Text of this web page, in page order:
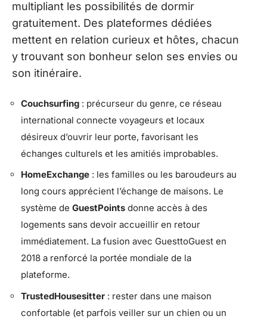
multipliant les possibilités de dormir
gratuitement. Des plateformes dédiées
mettent en relation curieux et hôtes, chacun
y trouvant son bonheur selon ses envies ou
son itinéraire.
Couchsurfing : précurseur du genre, ce réseau
international connecte voyageurs et locaux
désireux d’ouvrir leur porte, favorisant les
échanges culturels et les amitiés improbables.
HomeExchange : les familles ou les baroudeurs au
long cours apprécient l’échange de maisons. Le
système de GuestPoints donne accès à des
logements sans devoir accueillir en retour
immédiatement. La fusion avec GuesttoGuest en
2018 a renforcé la portée mondiale de la
plateforme.
TrustedHousesitter : rester dans une maison
confortable (et parfois veiller sur un chien ou un